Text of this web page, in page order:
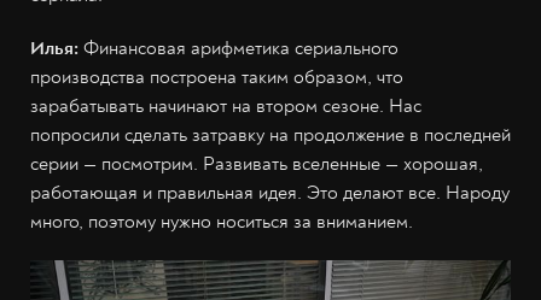
Илья: Финансовая арифметика сериального
производства построена таким образом, что
зарабатывать начинают на втором сезоне. Нас
попросили сделать затравку на продолжение в последней
серии — посмотрим. Развивать вселенные — хорошая,
работающая и правильная идея. Это делают все. Народу
много, поэтому нужно носиться за вниманием.